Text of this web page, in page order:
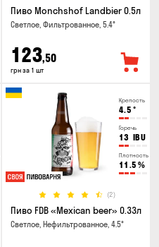
Пиво Monchshof Landbier 0.5л
Светлое, Фильтрованное, 5.4°
123,50
грн за 1 шт
Крепость
4.5 °
Горечь
13 IBU
Плотность
11.5 %
(2)
Пиво FDB «Mexican beer» 0.33л
Светлое, Нефильтрованное, 4.5°